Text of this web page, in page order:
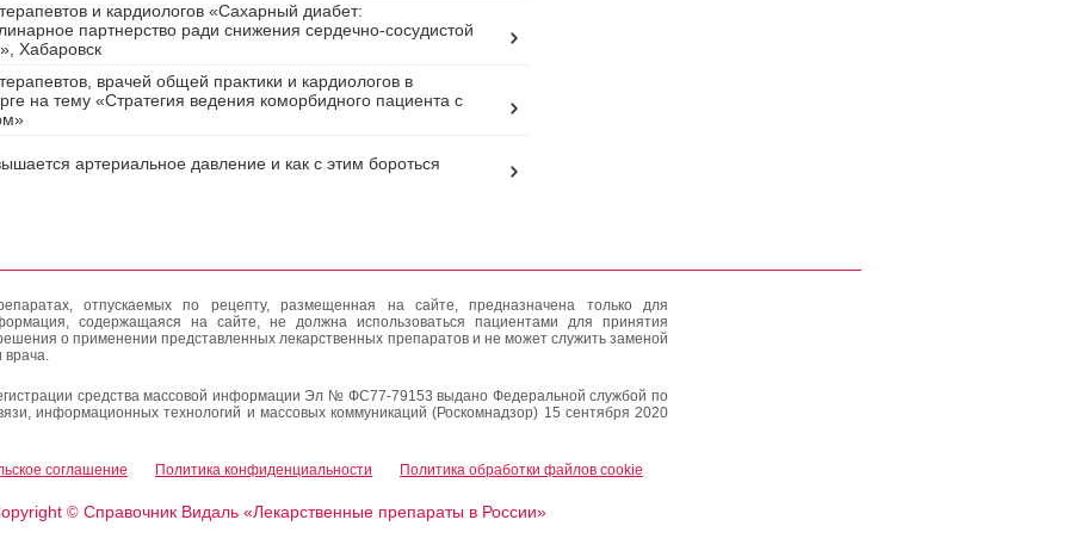
и кардиологов «Сахарный диабет:
партнерство ради снижения сердечно-сосудистой
Хабаровск
врачей общей практики и кардиологов в
на тему «Стратегия ведения коморбидного пациента с
артериальное давление и как с этим бороться
отпускаемых по рецепту, размещенная на сайте, предназначена только для
содержащаяся на сайте, не должна использоваться пациентами для принятия
о применении представленных лекарственных препаратов и не может служить заменой
врача.
средства массовой информации Эл № ФС77-79153 выдано Федеральной службой по
информационных технологий и массовых коммуникаций (Роскомнадзор) 15 сентября 2020
соглашение Политика конфиденциальности Политика обработки файлов cookie
©Справочник Видаль «Лекарственные препараты в России»